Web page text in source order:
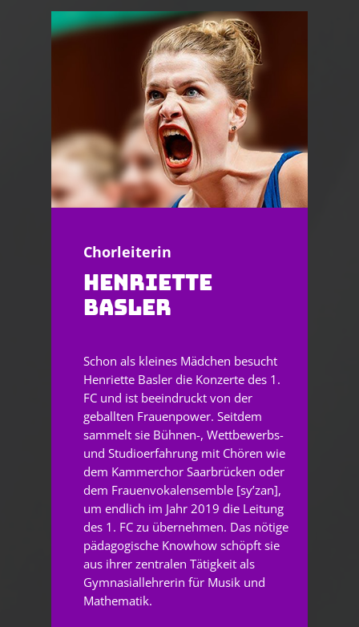
Chorleiterin
HENRIETTE
BASLER
Schon als kleines Mädchen besucht
Henriette Basler die Konzerte des 1.
FC und ist beeindruckt von der
geballten Frauenpower. Seitdem
sammelt sie Bühnen-, Wettbewerbs-
und Studioerfahrung mit Chören wie
dem Kammerchor Saarbrücken oder
dem Frauenvokalensemble [sy’zan],
um endlich im Jahr 2019 die Leitung
des 1. FC zu übernehmen. Das nötige
pädagogische Knowhow schöpft sie
aus ihrer zentralen Tätigkeit als
Gymnasiallehrerin für Musik und
Mathematik.